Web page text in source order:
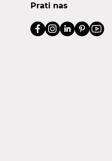
Prati nas